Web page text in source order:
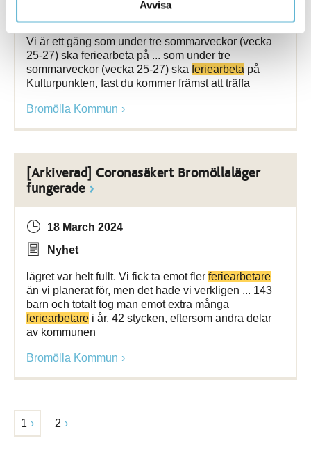
Avvisa
Vi är ett gäng som under tre sommarveckor (vecka
25-27) ska feriearbeta på ... som under tre
sommarveckor (vecka 25-27) ska feriearbeta på
Kulturpunkten, fast du kommer främst att träffa
Bromölla Kommun
[Arkiverad] Coronasäkert Bromöllaläger
fungerade
18 March 2024
Nyhet
lägret var helt fullt. Vi fick ta emot fler feriearbetare
än vi planerat för, men det hade vi verkligen ... 143
barn och totalt tog man emot extra många
feriearbetare i år, 42 stycken, eftersom andra delar
av kommunen
Bromölla Kommun
1 2